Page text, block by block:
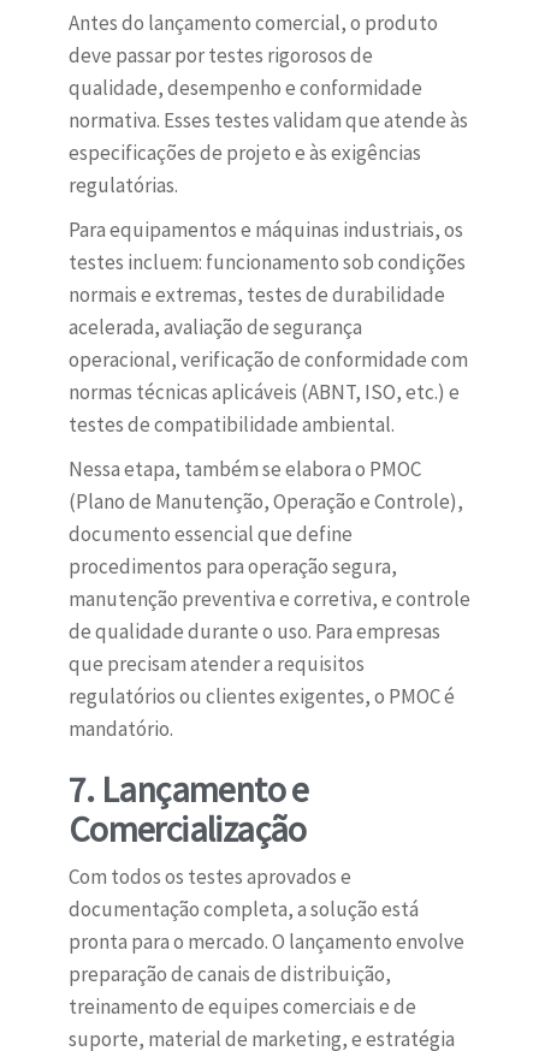
Antes do lançamento comercial, o produto
deve passar por testes rigorosos de
qualidade, desempenho e conformidade
normativa. Esses testes validam que atende às
especificações de projeto e às exigências
regulatórias.
Para equipamentos e máquinas industriais, os
testes incluem: funcionamento sob condições
normais e extremas, testes de durabilidade
acelerada, avaliação de segurança
operacional, verificação de conformidade com
normas técnicas aplicáveis (ABNT, ISO, etc.) e
testes de compatibilidade ambiental.
Nessa etapa, também se elabora o PMOC
(Plano de Manutenção, Operação e Controle),
documento essencial que define
procedimentos para operação segura,
manutenção preventiva e corretiva, e controle
de qualidade durante o uso. Para empresas
que precisam atender a requisitos
regulatórios ou clientes exigentes, o PMOC é
mandatório.
7. Lançamento e
Comercialização
Com todos os testes aprovados e
documentação completa, a solução está
pronta para o mercado. O lançamento envolve
preparação de canais de distribuição,
treinamento de equipes comerciais e de
suporte, material de marketing, e estratégia